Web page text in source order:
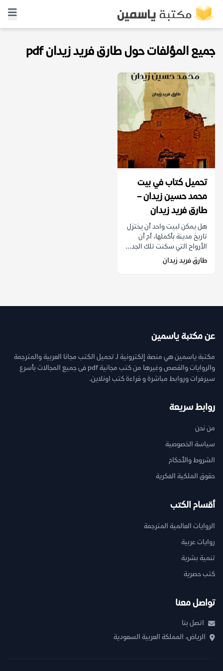
جميع المؤلفات حول طارق فريد زيدان pdf
تحميل كتاب في بيت
محمد حسين زيدان –
طارق فريد زيدان
هل يمكن لبيت واحد أن يختزل
تاريخ مدينة بأكملها، أم أن
الأرواح التي سكنت تلك الجد...
طارق فريد زيدان
عن مكتبة ياسمين
مكتبة ياسمين هي منصة إلكترونية لـ تحميل الكتب مجانا العربية والمترجمة
والروايات والقصص وغيرها من كتب مجانية pdf فى جميع المجالات بأسرع
سيرفرات وروابط مباشرة و قراءة كتب اونلاين.
روابط سريعة
من نحن
سياسة الخصوصية
الشروط والأحكام
حقوق الملكية الفكرية
أقسام الكتب
الروايات العالمية المترجمة
روايات عربية
تنمية بشرية
كتب حصرية
تواصل معنا
اتصل بنا
الرياض، المملكة العربية السعودية